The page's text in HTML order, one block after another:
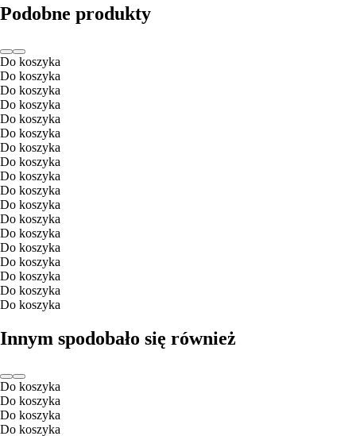
Podobne produkty
Do koszyka
Do koszyka
Do koszyka
Do koszyka
Do koszyka
Do koszyka
Do koszyka
Do koszyka
Do koszyka
Do koszyka
Do koszyka
Do koszyka
Do koszyka
Do koszyka
Do koszyka
Do koszyka
Do koszyka
Do koszyka
Innym spodobało się również
Do koszyka
Do koszyka
Do koszyka
Do koszyka